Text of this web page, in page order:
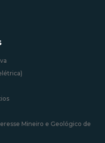
Mineiro e Geológico de